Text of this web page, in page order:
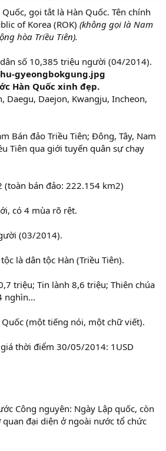
gọi tắt là Hàn Quốc. Tên chính
of Korea (ROK) (không gọi là Nam
hòa Triều Tiên).
số 10,385 triệu người (04/2014).
Hàn Quốc xinh đẹp.
Daegu, Daejon, Kwangju, Incheon,
Bán đảo Triều Tiên; Đông, Tây, Nam
Tiên qua giới tuyến quân sự chạy
(toàn bán đảo: 222.154 km2)
có 4 mùa rõ rệt.
(03/2014).
là dân tộc Hàn (Triều Tiên).
triệu; Tin lành 8,6 triệu; Thiên chúa
nghìn...
Quốc (một tiếng nói, một chữ viết).
thời điểm 30/05/2014: 1USD
Công nguyên: Ngày Lập quốc, còn
quan đại diện ở ngoài nước tổ chức